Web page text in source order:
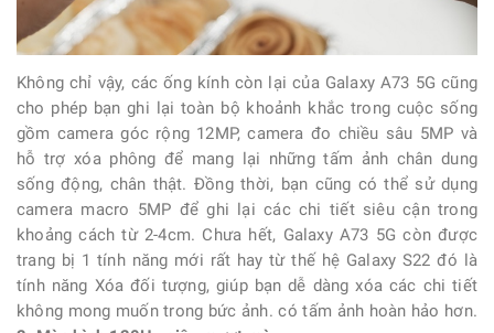
Không chỉ vậy, các ống kính còn lại của Galaxy A73 5G cũng
cho phép bạn ghi lại toàn bộ khoảnh khắc trong cuộc sống
gồm camera góc rộng 12MP, camera đo chiều sâu 5MP và
hỗ trợ xóa phông để mang lại những tấm ảnh chân dung
sống động, chân thật. Đồng thời, bạn cũng có thể sử dụng
camera macro 5MP để ghi lại các chi tiết siêu cận trong
khoảng cách từ 2-4cm. Chưa hết, Galaxy A73 5G còn được
trang bị 1 tính năng mới rất hay từ thế hệ Galaxy S22 đó là
tính năng Xóa đối tượng, giúp bạn dễ dàng xóa các chi tiết
không mong muốn trong bức ảnh. có tấm ảnh hoàn hảo hơn.